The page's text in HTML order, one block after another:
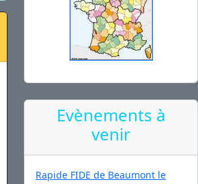
Evènements à
venir
Rapide FIDE de Beaumont le